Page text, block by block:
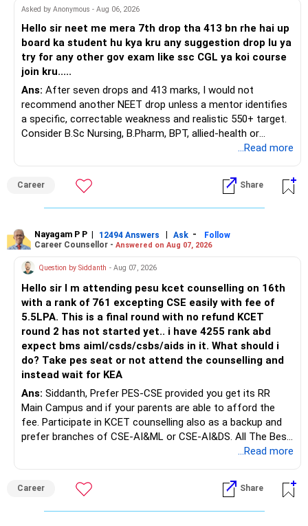
Asked by Anonymous - Aug 06, 2026
Hello sir neet me mera 7th drop tha 413 bn rhe hai up
board ka student hu kya kru any suggestion drop lu ya
try for any other gov exam like ssc CGL ya koi course
join kru.....
Ans: After seven drops and 413 marks, I would not
recommend another NEET drop unless a mentor identifies
a specific, correctable weakness and realistic 550+ target.
Consider B.Sc Nursing, B.Pharm, BPT, allied-health or
biotechnology for professional entry. SSC CGL requires
an indefinite attempt. Aapke Ujjwal Aur Samruddh
Bhavishya Ke Liye Dher Saari Shubhkaamnayein!
Baare Mein Aur Jaankari Paaiye.
...Read more
Career Share
Nayagam P P | 12494 Answers | Ask -
Follow
Career Counsellor - Answered on Aug 07, 2026
Question by Siddanth - Aug 07, 2026
Hello sir I m attending pesu kcet counselling on 16th
with a rank of 761 excepting CSE easily with fee of
5.5LPA. This is a final round with no refund KCET
round 2 has not started yet.. i have 4255 rank abd
expect bms aiml/csds/csbs/aids in it. What should i
do? Take pes seat or not attend the counselling and
instead wait for KEA
Ans: Siddanth, Prefer PES-CSE provided you get its RR
Main Campus and if your parents are able to afford the
fee. Participate in KCET counselling also as a backup and
prefer branches of CSE-AI&ML or CSE-AI&DS. All The Best
Follow RediffGURUS to Know More on 'Careers | Money |
Health | Relationships'.
...Read more
Career Share